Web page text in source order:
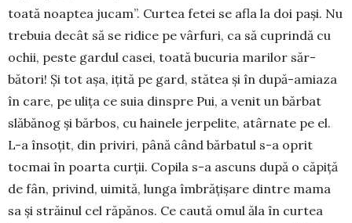
toată noaptea jucam”. Curtea fetei se afla la doi pași. Nu
trebuia decât să se ri­dice pe vârfuri, ca să cu­prindă cu
ochii, peste gardul casei, toată bucu­ria marilor săr­
bători! Și tot așa, ițită pe gard, stătea și în după-amiaza
în care, pe ulița ce suia dinspre Pui, a venit un bărbat
slăbănog și bărbos, cu hai­nele jerpelite, atârnate pe el.
L-a însoțit, din priviri, până când bărbatul s-a oprit
tocmai în poarta curții. Copila s-a ascuns după o căpiță
de fân, privind, uimită, lunga îmbrățișare dintre mama
sa și stră­inul cel răpănos. Ce caută omul ăla în curtea